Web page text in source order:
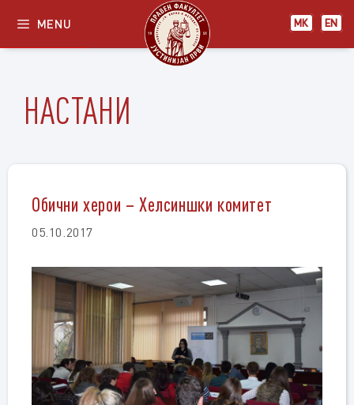
content
МК EN
MENU
НАСТАНИ
Обични херои – Хелсиншки комитет
05.10.2017